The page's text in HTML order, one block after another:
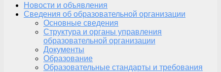
Новости и объявления
Сведения об образовательной организации
Основные сведения
Структура и органы управления
образовательной организации
Документы
Образование
Образовательные стандарты и требования